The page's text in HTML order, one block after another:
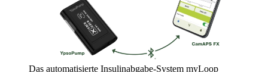
Das automatisierte Insulinabgabe-System myLoop